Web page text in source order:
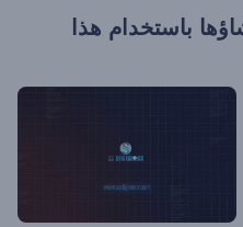
باستخدام هذا